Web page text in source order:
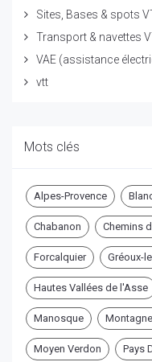
Sites, Bases & spots
Transport & navettes
VAE (assistance
vtt
Mots clés
Alpes-Provence
Chabanon Chemins
Forcalquier Gréoux-
Hautes Vallées de l'Asse
Manosque
Moyen Verdon Pays